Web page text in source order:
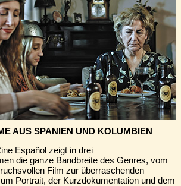
AUS SPANIEN UND KOLUMBIEN
Español zeigt in drei
die ganze Bandbreite des Genres, vom
Film zur überraschenden
Portrait, der Kurzdokumentation und dem